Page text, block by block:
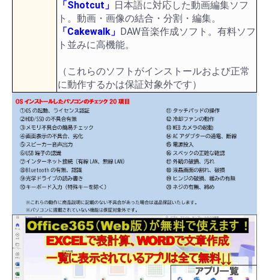
「Shotcut」 日本語に対応した動画編集ソフ
ト。動画・画像の結合・分割・編集。
「Cakewalk」 DAW音楽作成ソフト。有料ソフ
ト並みに高機能。
（これらのソフトがインストールおよび正常
に動作するかは保証対象外です）